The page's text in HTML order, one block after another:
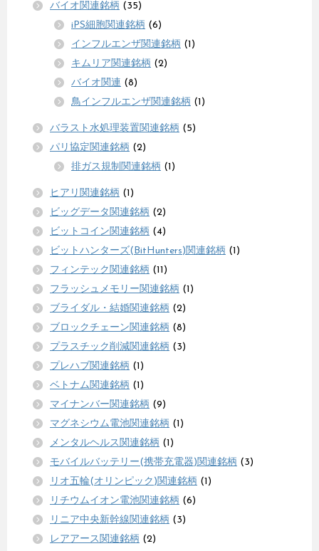
バイオ関連銘柄 (35)
iPS細胞関連銘柄 (6)
インフルエンザ関連銘柄 (1)
キムリア関連銘柄 (2)
バイオ関連 (8)
鳥インフルエンザ関連銘柄 (1)
バラスト水処理装置関連銘柄 (5)
パリ協定関連銘柄 (2)
排ガス規制関連銘柄 (1)
ヒアリ関連銘柄 (1)
ビッグデータ関連銘柄 (2)
ビットコイン関連銘柄 (4)
ビットハンターズ(BitHunters)関連銘柄 (1)
フィンテック関連銘柄 (11)
フラッシュメモリー関連銘柄 (1)
ブライダル・結婚関連銘柄 (2)
ブロックチェーン関連銘柄 (8)
プラスチック削減関連銘柄 (3)
プレハブ関連銘柄 (1)
ベトナム関連銘柄 (1)
マイナンバー関連銘柄 (9)
マグネシウム電池関連銘柄 (1)
メンタルヘルス関連銘柄 (1)
モバイルバッテリー(携帯充電器)関連銘柄 (3)
リオ五輪(オリンピック)関連銘柄 (1)
リチウムイオン電池関連銘柄 (6)
リニア中央新幹線関連銘柄 (3)
レアアース関連銘柄 (2)